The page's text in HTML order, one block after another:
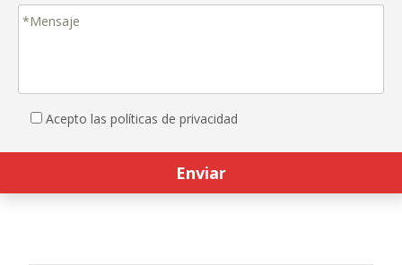
Acepto las políticas de privacidad